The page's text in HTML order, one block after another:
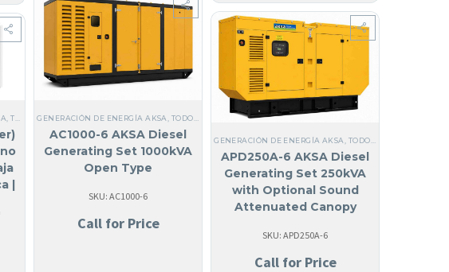
GENERACIÓN DE ENERGÍA AKSA TODOS LOS GENERADORES ,DIÉSEL
AC1000-6 AKSA Diesel
Generating Set 1000kVA
Open Type
SKU: AC1000-6
Call for Price
,COMERCIALES,TRIFÁSICO,GENERADORES MARINOS
GENERACIÓN DE ENERGÍA AKSA TODOS LOS GENERADORES
APD250A-6 AKSA Diesel
Generating Set 250kVA
with Optional Sound
Attenuated Canopy
SKU: APD250A-6
Call for Price
,TODOS LOS GENERADORES ,MARINOS,ACERO, GENERADORES MARINOS,
|